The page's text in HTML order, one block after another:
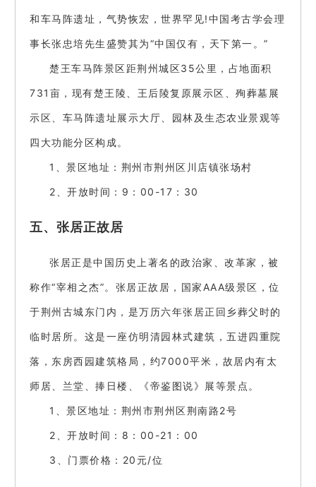
和车马阵遗址，气势恢宏，世界罕见!中国考古学会理
事长张忠培先生盛赞其为“中国仅有，天下第一。”
楚王车马阵景区距荆州城区35公里，占地面积
731亩，现有楚王陵、王后陵复原展示区、殉葬墓展
示区、车马阵遗址展示大厅、园林及生态农业景观等
四大功能分区构成。
1、景区地址：荆州市荆州区川店镇张场村
2、开放时间：9：00-17：30
五、张居正故居
张居正是中国历史上著名的政治家、改革家，被
称作“宰相之杰”。张居正故居，国家AAA级景区，位
于荆州古城东门内，是万历六年张居正回乡葬父时的
临时居所。这是一座仿明清园林式建筑，五进四重院
落，东房西园建筑格局，约7000平米，故居内有太
师居、兰堂、捧日楼、《帝鉴图说》展等景点。
1、景区地址：荆州市荆州区荆南路2号
2、开放时间：8：00-21：00
3、门票价格：20元/位